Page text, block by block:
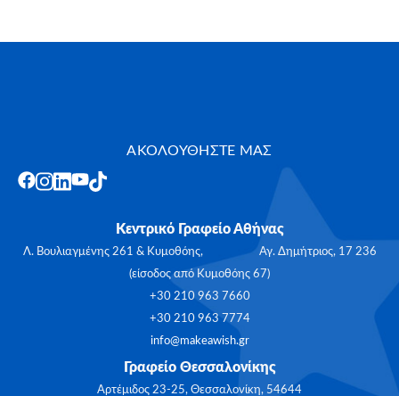
ΑΚΟΛΟΥΘΗΣΤΕ ΜΑΣ
Κεντρικό Γραφείο Αθήνας
Λ. Βουλιαγμένης 261 & Κυμοθόης, Αγ. Δημήτριος, 17 236
(είσοδος από Κυμοθόης 67)
+30 210 963 7660
+30 210 963 7774
info@makeawish.gr
Γραφείο Θεσσαλονίκης
Αρτέμιδος 23-25, Θεσσαλονίκη, 54644